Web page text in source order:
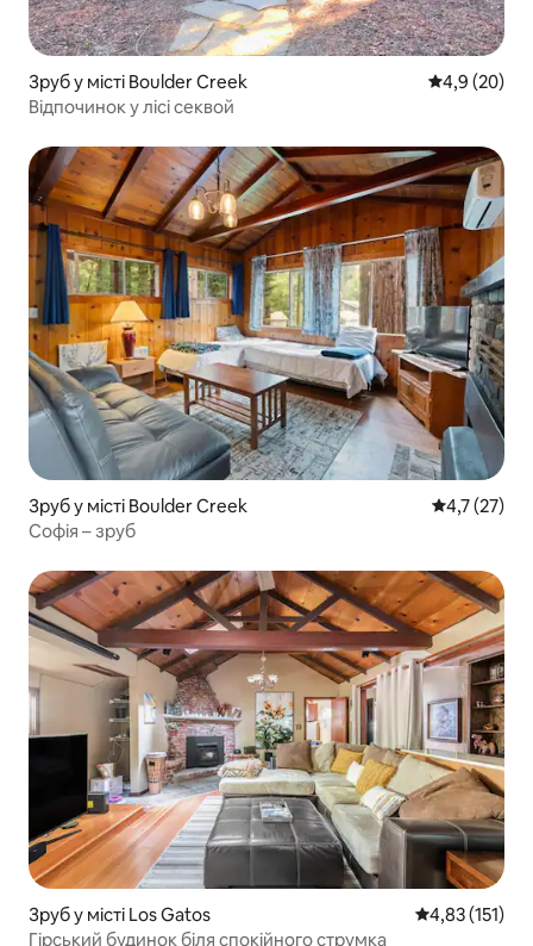
Зруб у місті Boulder Creek Середня
4,9 (20)
Відпочинок у лісі секвой
Зруб у місті Boulder Creek Середня
4,7 (27)
Софія – зруб
Зруб у місті Los Gatos Середня
4,83 (151)
Гірський будинок біля спокійного струмка